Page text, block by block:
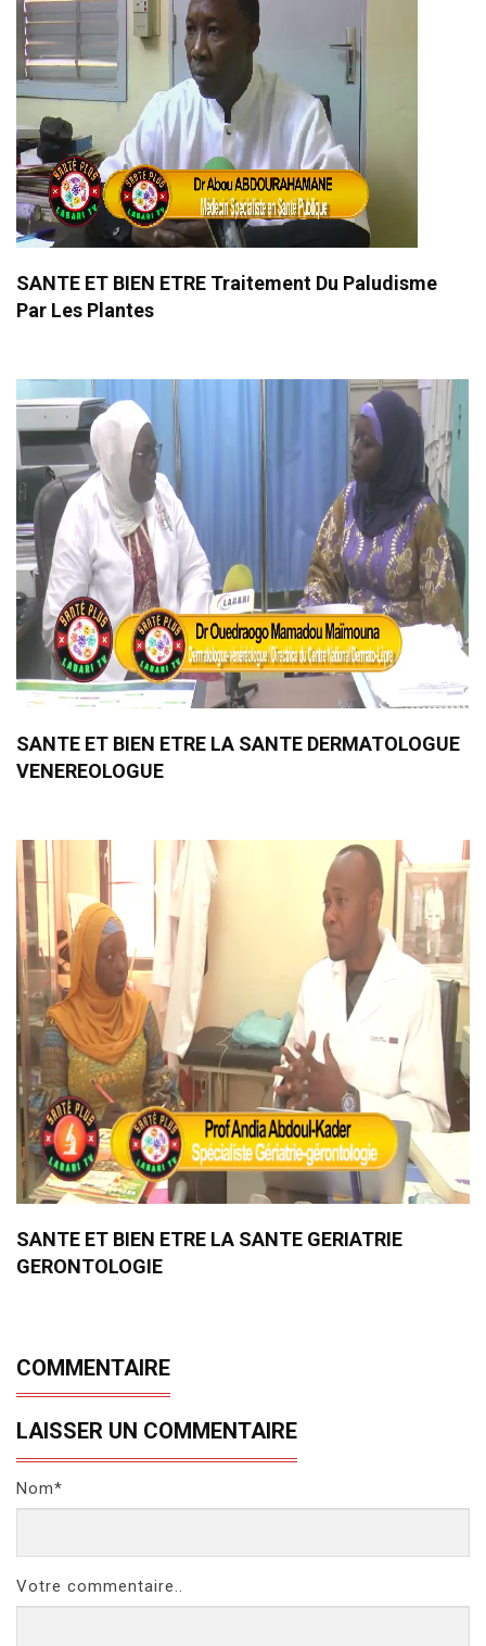
SANTE ET BIEN ETRE Traitement Du Paludisme
Par Les Plantes
SANTE ET BIEN ETRE LA SANTE DERMATOLOGUE
VENEREOLOGUE
SANTE ET BIEN ETRE LA SANTE GERIATRIE
GERONTOLOGIE
COMMENTAIRE
LAISSER UN COMMENTAIRE
Nom*
Votre commentaire..